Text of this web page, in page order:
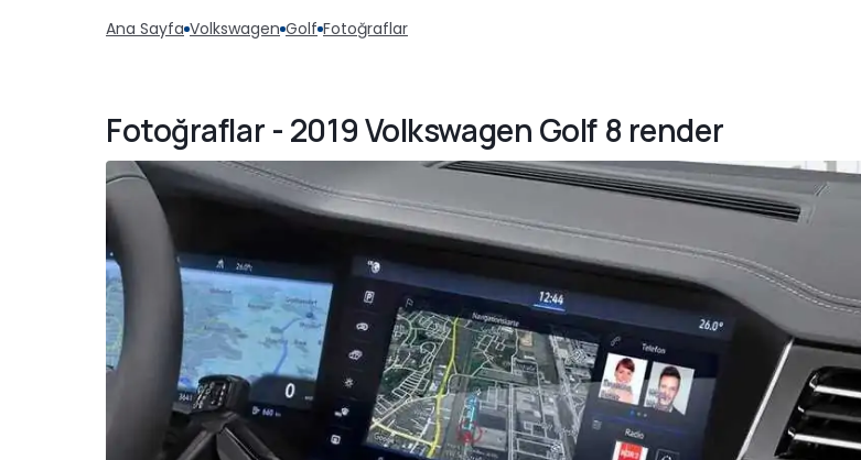
Ana Sayfa Volkswagen Golf Fotoğraflar
Fotoğraflar - 2019 Volkswagen Golf 8 render